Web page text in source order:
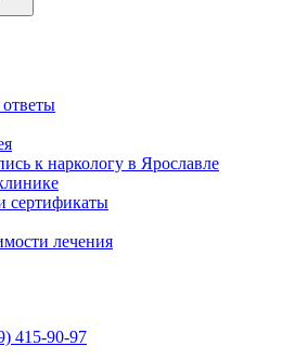
к наркологу в Ярославле
сертификаты
лечения
415-90-97